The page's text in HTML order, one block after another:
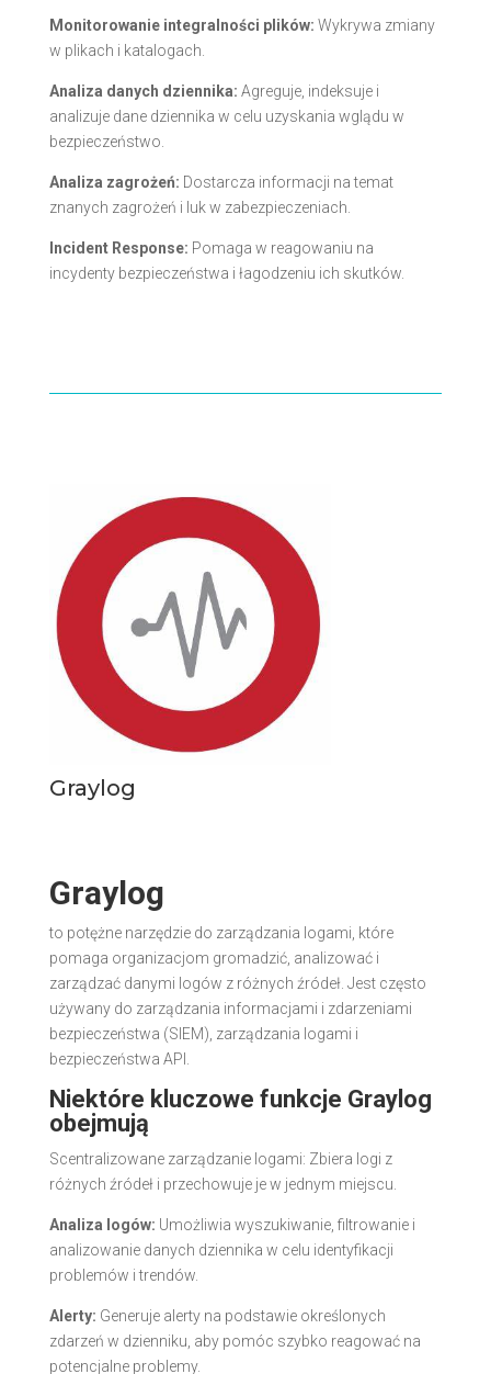
Monitorowanie integralności plików: Wykrywa zmiany
w plikach i katalogach.
Analiza danych dziennika: Agreguje, indeksuje i
analizuje dane dziennika w celu uzyskania wglądu w
bezpieczeństwo.
Analiza zagrożeń: Dostarcza informacji na temat
znanych zagrożeń i luk w zabezpieczeniach.
Incident Response: Pomaga w reagowaniu na
incydenty bezpieczeństwa i łagodzeniu ich skutków.
Graylog
Graylog
to potężne narzędzie do zarządzania logami, które
pomaga organizacjom gromadzić, analizować i
zarządzać danymi logów z różnych źródeł. Jest często
używany do zarządzania informacjami i zdarzeniami
bezpieczeństwa (SIEM), zarządzania logami i
bezpieczeństwa API.
Niektóre kluczowe funkcje Graylog
obejmują
Scentralizowane zarządzanie logami: Zbiera logi z
różnych źródeł i przechowuje je w jednym miejscu.
Analiza logów: Umożliwia wyszukiwanie, filtrowanie i
analizowanie danych dziennika w celu identyfikacji
problemów i trendów.
Alerty: Generuje alerty na podstawie określonych
zdarzeń w dzienniku, aby pomóc szybko reagować na
potencjalne problemy.